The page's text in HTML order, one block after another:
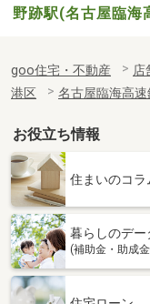
野跡駅(名古屋臨海
goo住宅・不動産 店
港区
名古屋臨海高速
お役立ち情報
住まいのコラ
暮らしのデー
(補助金・助成